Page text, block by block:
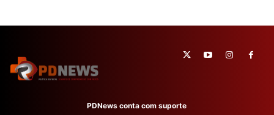
PDNews conta com suporte